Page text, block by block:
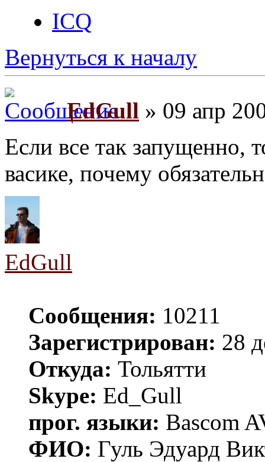
ICQ
Вернуться к началу
EdGull » 09 апр
Если все так запущенно,
васике, почему
EdGull
Сообщения: 10211
Зарегистрирован: 28
Откуда: Тольятти
Skype: Ed_Gull
прог. языки: Bascom
ФИО: Гуль Эдуард